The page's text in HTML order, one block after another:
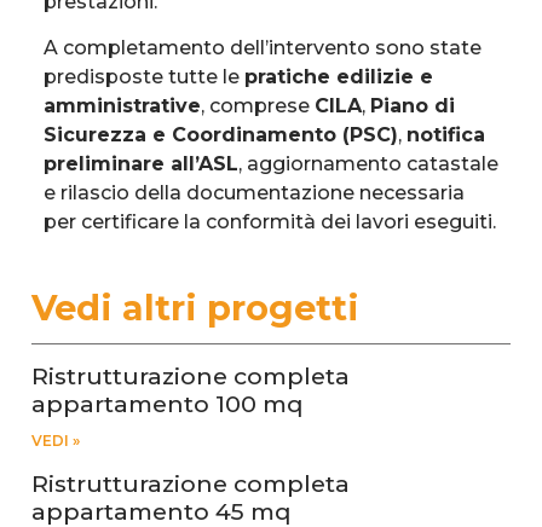
A completamento dell’intervento sono state
predisposte tutte le pratiche edilizie e
amministrative, comprese CILA, Piano di
Sicurezza e Coordinamento (PSC), notifica
preliminare all’ASL, aggiornamento catastale
e rilascio della documentazione necessaria
per certificare la conformità dei lavori eseguiti.
Vedi altri progetti
Ristrutturazione completa
appartamento 100 mq
VEDI »
Ristrutturazione completa
appartamento 45 mq